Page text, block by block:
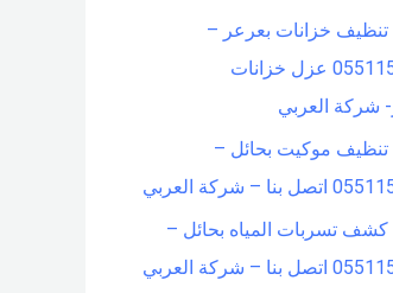
خزانات بعرعر –
0551154864 عزل خزانات
شركة العربي
موكيت بحائل –
بنا – شركة العربي
تسربات المياه بحائل –
بنا – شركة العربي